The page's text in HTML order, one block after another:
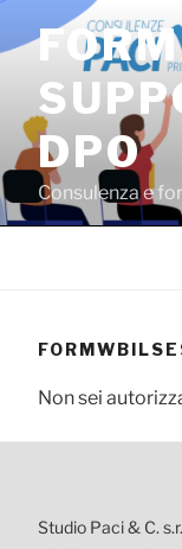
contenuto
DPO
Consulenza e
Non sei
Studio Paci & C.